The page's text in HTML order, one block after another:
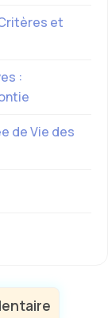
et
:
de Vie des